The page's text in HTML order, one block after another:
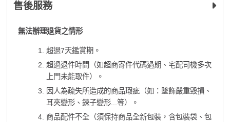
售後服務
無法辦理退貨之情形
超過7天鑑賞期。
超過退件時間（如超商寄件代碼過期、宅配司機多次
上門未能取件）。
因人為疏失所造成的商品瑕疵（如：墜飾嚴重毀損、
耳夾變形、鍊子變形...等）。
商品配件不全（須保持商品全新包裝，含包裝袋、包